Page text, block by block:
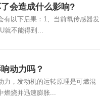
会造成什么影响?
有以下后果：1、当前氧传感器发
就不能得到...
动力吗？
力，发动机的运转原理是可燃混
燃烧并迅速膨胀...